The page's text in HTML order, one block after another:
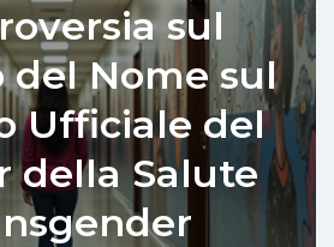
sul
del Nome sul
Ufficiale del
della Salute